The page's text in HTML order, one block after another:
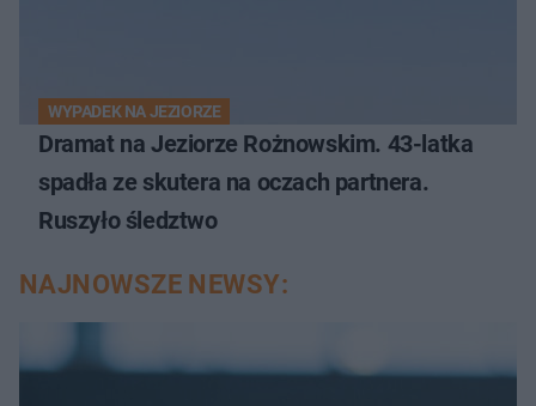
WYPADEK NA JEZIORZE
Dramat na Jeziorze Rożnowskim. 43-latka
spadła ze skutera na oczach partnera.
Ruszyło śledztwo
NAJNOWSZE NEWSY: